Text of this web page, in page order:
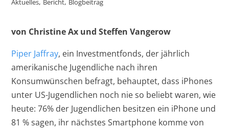
Aktuelles Bericht Blogbeitrag
von Christine Ax und Steffen Vangerow
Piper Jaffray, ein Investmentfonds, der jährlich
amerikanische Jugendliche nach ihren
Konsumwünschen befragt, behauptet, dass iPhones
unter US-Jugendlichen noch nie so beliebt waren, wie
heute: 76% der Jugendlichen besitzen ein iPhone und
81 % sagen, ihr nächstes Smartphone komme von